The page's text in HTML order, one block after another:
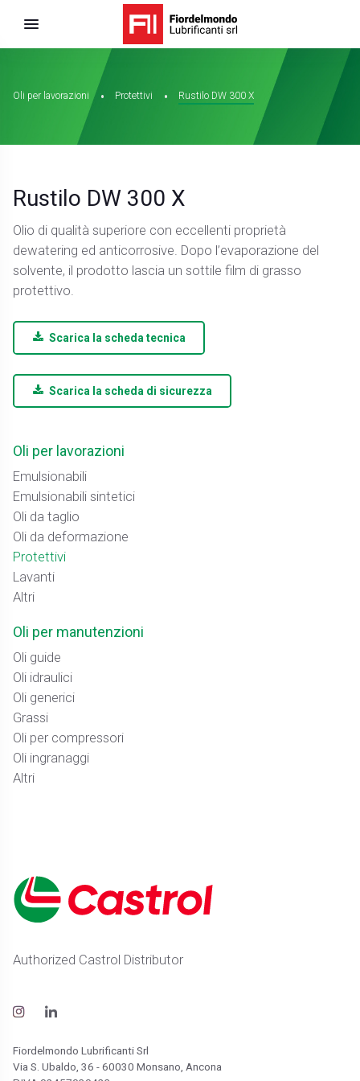
Oli per lavorazioni Protettivi Rustilo DW 300 X
Oli per lavorazioni
Emulsionabili
Emulsionabili sintetici
Oli da taglio
Oli da deformazione
Protettivi
Lavanti
Altri
Oli per manutenzioni
Oli guide
Oli idraulici
Oli generici
Grassi
Oli per compressori
Oli ingranaggi
Altri
Rustilo DW 300 X
Olio di qualità superiore con eccellenti proprietà
dewatering ed anticorrosive. Dopo l’evaporazione del
solvente, il prodotto lascia un sottile film di grasso
protettivo.
Scarica la scheda tecnica
Scarica la scheda di sicurezza
Authorized Castrol Distributor
Fiordelmondo Lubrificanti Srl
Via S. Ubaldo, 36 - 60030 Monsano, Ancona